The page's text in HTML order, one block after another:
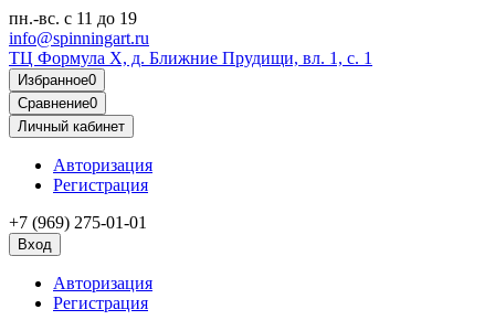
пн.-вс. с 11 до 19
info@spinningart.ru
ТЦ Формула X, д. Ближние Прудищи, вл. 1, с. 1
Избранное0
Сравнение0
Личный кабинет
Авторизация
Регистрация
+7 (969) 275-01-01
Вход
Авторизация
Регистрация